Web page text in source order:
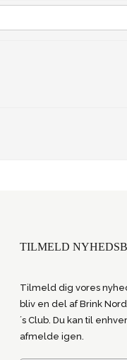
TILMELD
Tilmeld dig vores
bliv en del af Brink
´s Club. Du kan til
afmelde igen.